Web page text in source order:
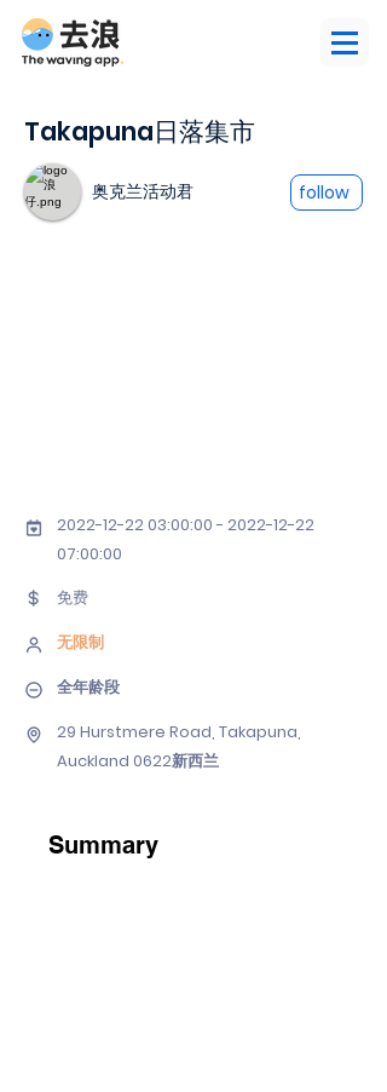
Takapuna日落集市
奥克兰活动君 follow
2022-12-22 03:00:00 - 2022-12-22
07:00:00
免费
无限制
全年龄段
29 Hurstmere Road, Takapuna,
Auckland 0622新西兰
Summary